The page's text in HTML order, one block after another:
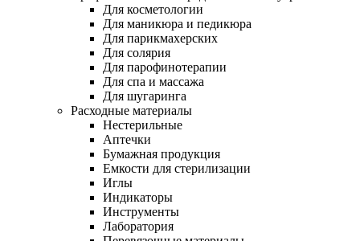
Для косметологии
Для маникюра и педикюра
Для парикмахерских
Для солярия
Для парофинотерапии
Для спа и массажа
Для шугаринга
Расходные материалы
Нестерильные
Аптечки
Бумажная продукция
Емкости для стерилизации
Иглы
Индикаторы
Инструменты
Лаборатория